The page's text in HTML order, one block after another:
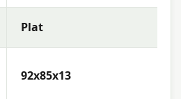
Plat
92x85x13